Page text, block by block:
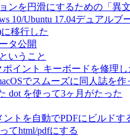
ンを円滑にするための「異文
10/Ubuntu 17.04デュアルブ
移行した
タ公開
いうこと
ポイント キーボードを修理し
でスムーズに同人誌を作
dot を使って3ヶ月がたった
トを自動でPDFにビルドす
てhtml/pdfにする